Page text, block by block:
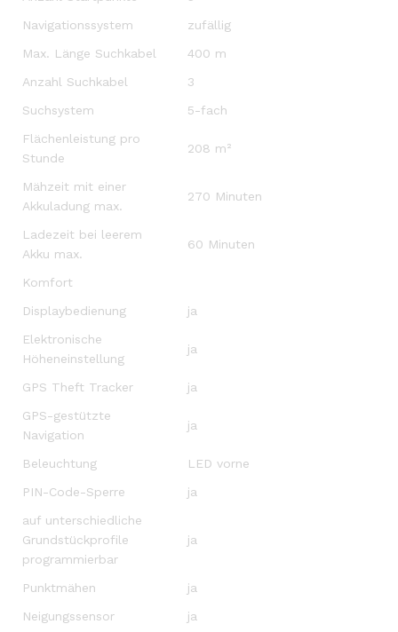
Navigationssystem
zufällig
Max. Länge Suchkabel
400 m
Anzahl Suchkabel
3
Suchsystem
5-fach
Flächenleistung pro
Stunde
208 m²
Mähzeit mit einer
Akkuladung max.
270 Minuten
Ladezeit bei leerem
Akku max.
60 Minuten
Komfort
Displaybedienung
ja
Elektronische
Höheneinstellung
ja
GPS Theft Tracker
ja
GPS-gestützte
Navigation
ja
Beleuchtung
LED vorne
PIN-Code-Sperre
ja
auf unterschiedliche
Grundstückprofile
programmierbar
ja
Punktmähen
ja
Neigungssensor
ja